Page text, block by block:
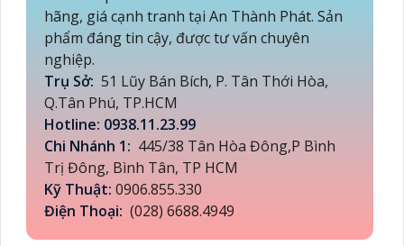
hãng, giá cạnh tranh tại An Thành Phát. Sản
phẩm đáng tin cậy, được tư vấn chuyên
nghiệp.
Trụ Sở: 51 Lũy Bán Bích, P. Tân Thới Hòa,
Q.Tân Phú, TP.HCM
Hotline: 0938.11.23.99
Chi Nhánh 1: 445/38 Tân Hòa Đông,P Bình
Trị Đông, Bình Tân, TP HCM
Kỹ Thuật: 0906.855.330
Điện Thoại: (028) 6688.4949